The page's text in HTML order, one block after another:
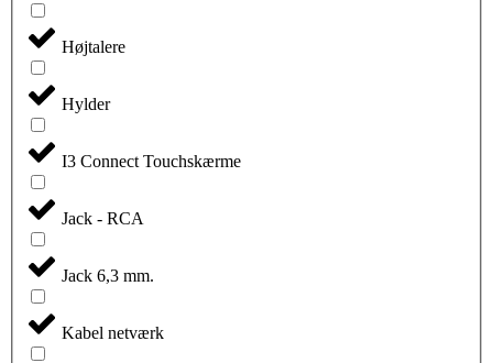
Højtalere
Hylder
I3 Connect Touchskærme
Jack - RCA
Jack 6,3 mm.
Kabel netværk